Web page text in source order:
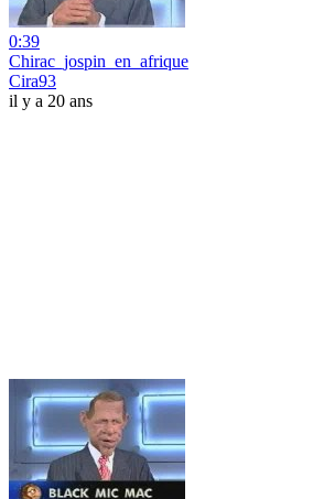
0:39
Chirac_jospin_en_afrique
Cira93
il y a 20 ans